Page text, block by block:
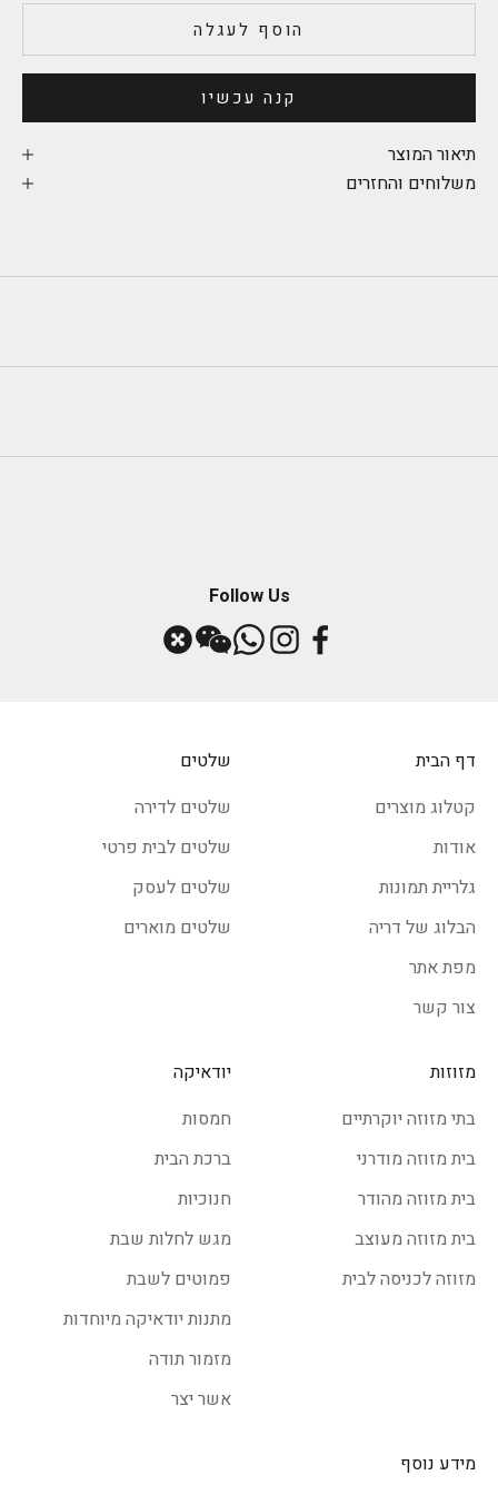
הוסף לעגלה
קנה עכשיו
תיאור המוצר
משלוחים והחזרים
Follow Us
דף הבית
קטלוג מוצרים
אודות
גלריית תמונות
הבלוג של דריה
מפת אתר
צור קשר
שלטים
שלטים לדירה
שלטים לבית פרטי
שלטים לעסק
שלטים מוארים
מזוזות
בתי מזוזה יוקרתיים
בית מזוזה מודרני
בית מזוזה מהודר
בית מזוזה מעוצב
מזוזה לכניסה לבית
יודאיקה
חמסות
ברכת הבית
חנוכיות
מגש לחלות שבת
פמוטים לשבת
מתנות יודאיקה מיוחדות
מזמור תודה
אשר יצר
מידע נוסף